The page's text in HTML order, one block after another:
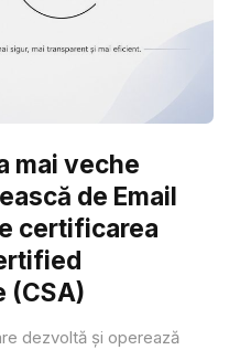
mai veche
de Email
certificarea
(CSA)
dezvoltă și operează